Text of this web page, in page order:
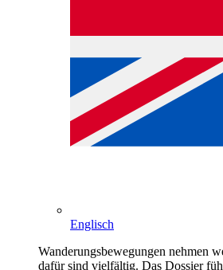
Englisch
Wanderungsbewegungen nehmen
dafür sind vielfältig. Das Dossier